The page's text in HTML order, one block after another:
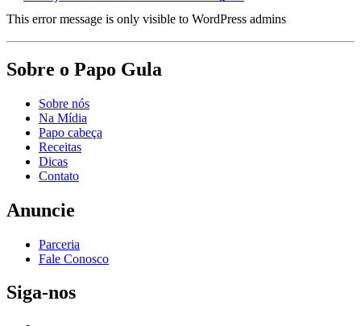
This error message is only visible to WordPress admins
Sobre o Papo Gula
Sobre nós
Na Mídia
Papo cabeça
Receitas
Dicas
Contato
Anuncie
Parceria
Fale Conosco
Siga-nos